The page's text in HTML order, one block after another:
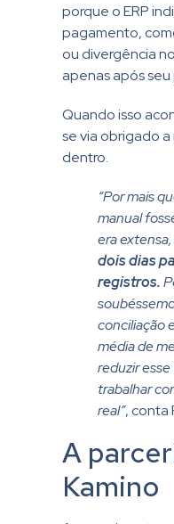
porque o ERP
pagamento,
ou divergência
apenas após
Quando isso
se via obrigado
dentro.
“Por mais
manual
era extensa,
dois dias
registros.
conciliação
média de
reduzir
trabalhar
real”, conta
A
Kamino